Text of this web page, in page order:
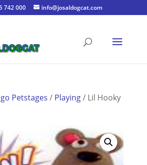
742 000 info@josaldogcat.com
Petstages / Playing/ Lil Hooky